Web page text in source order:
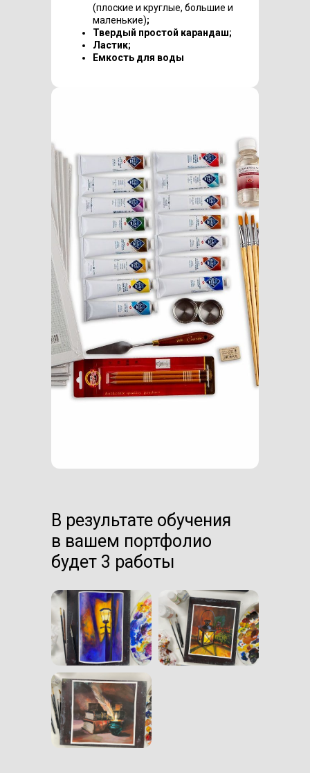
(плоские и круглые, большие и
маленькие);
Твердый простой карандаш;
Ластик;
Емкость для воды
В результате обучения
в вашем портфолио
будет 3 работы